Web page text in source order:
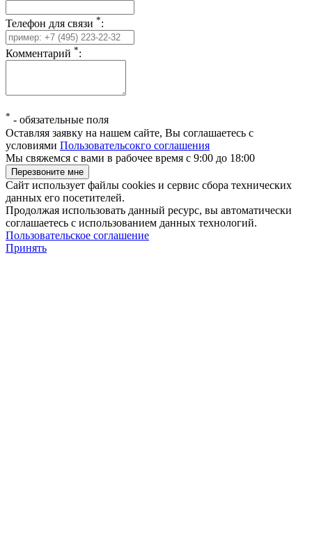
Телефон для связи *:
Комментарий *:
* - обязательные поля
Оставляя заявку на нашем сайте, Вы соглашаетесь с
условиями Пользовательсокго соглашения
Мы свяжемся с вами в рабочее время с 9:00 до 18:00
Сайт использует файлы cookies и сервис сбора технических
данных его посетителей.
Продолжая использовать данный ресурс, вы автоматически
соглашаетесь с использованием данных технологий.
Пользовательское соглашение
Принять